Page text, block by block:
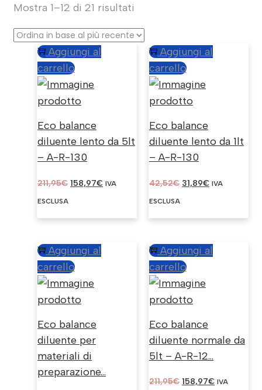
Mostra 1–12 di 21 risultati
Aggiungi al
carrello
Eco balance
diluente lento da 5lt
– A-R-130
211,95€ IL
211,95€.
158,97€ IL
IVA
ESCLUSA
Aggiungi al
carrello
Eco balance
diluente lento da 1lt
– A-R-130
42,52€ IL
42,52€.
31,89€ IL
31,89€.
IVA
ESCLUSA
Aggiungi al
carrello
Eco balance
diluente per
materiali di
preparazione...
Aggiungi al
carrello
Eco balance
diluente normale da
5lt – A-R-12...
211,95€ IL
158,97€ILIVA